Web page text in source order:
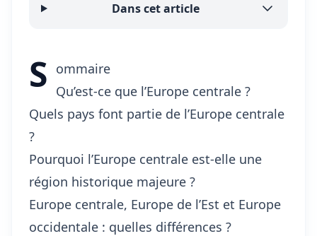
Dans cet article
S ommaire
Qu’est-ce que l’Europe centrale ?
Quels pays font partie de l’Europe centrale
?
Pourquoi l’Europe centrale est-elle une
région historique majeure ?
Europe centrale, Europe de l’Est et Europe
occidentale : quelles différences ?